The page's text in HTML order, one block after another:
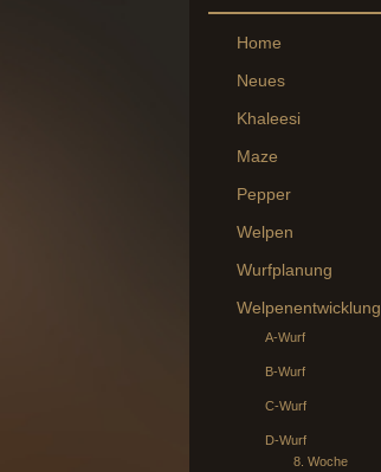
Home
Neues
Khaleesi
Maze
Pepper
Welpen
Wurfplanung
Welpenentwicklung
A-Wurf
B-Wurf
C-Wurf
D-Wurf
8. Woche